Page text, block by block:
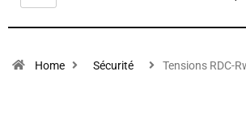
Home Sécurité Tensions RDC-